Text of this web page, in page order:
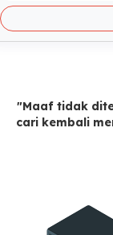
"Maaf tidak
cari kembali